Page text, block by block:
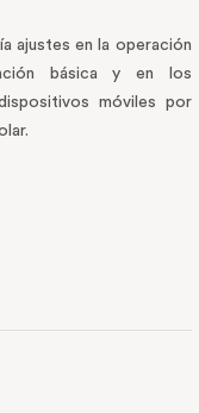
ajustes en la operación
básica y en los
móviles por